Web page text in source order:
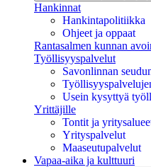
Hankinnat
Hankintapolitiikka
Ohjeet ja oppaat
Rantasalmen kunnan
Työllisyyspalvelut
Savonlinnan
Usein kysyttyä
Yrittäjille
Tontit ja
Yrityspalvelut
Maaseutupalvelut
Vapaa-aika ja kulttuuri